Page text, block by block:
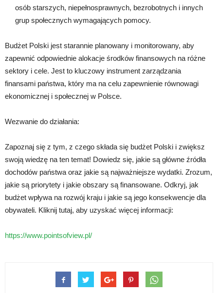
osób starszych, niepełnosprawnych, bezrobotnych i innych
grup społecznych wymagających pomocy.
Budżet Polski jest starannie planowany i monitorowany, aby
zapewnić odpowiednie alokacje środków finansowych na różne
sektory i cele. Jest to kluczowy instrument zarządzania
finansami państwa, który ma na celu zapewnienie równowagi
ekonomicznej i społecznej w Polsce.
Wezwanie do działania:
Zapoznaj się z tym, z czego składa się budżet Polski i zwiększ
swoją wiedzę na ten temat! Dowiedz się, jakie są główne źródła
dochodów państwa oraz jakie są najważniejsze wydatki. Zrozum,
jakie są priorytety i jakie obszary są finansowane. Odkryj, jak
budżet wpływa na rozwój kraju i jakie są jego konsekwencje dla
obywateli. Kliknij tutaj, aby uzyskać więcej informacji:
https://www.pointsofview.pl/